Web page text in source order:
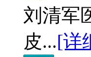
刘清军
皮...[详